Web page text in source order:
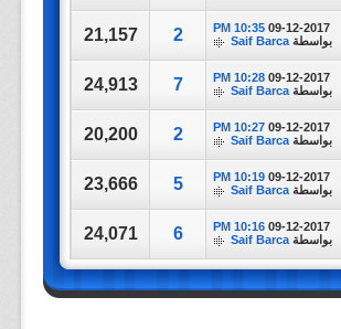
09-12-2017
10:35 PM
بواسطة Saif Barca
2
21,157
09-12-2017
10:28 PM
بواسطة Saif Barca
7
24,913
09-12-2017
10:27 PM
بواسطة Saif Barca
2
20,200
09-12-2017
10:19 PM
بواسطة Saif Barca
5
23,666
09-12-2017
10:16 PM
بواسطة Saif Barca
6
24,071